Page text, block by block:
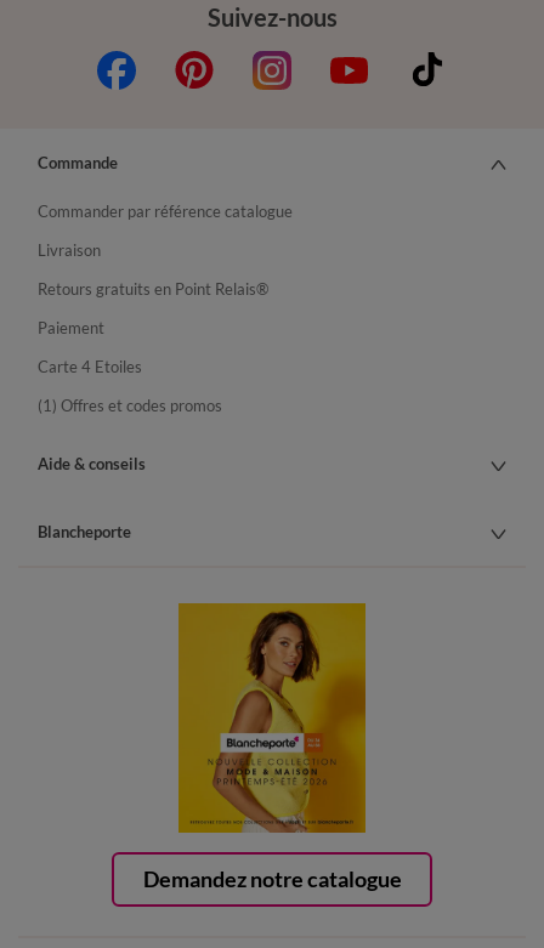
Suivez-nous
Demandez notre catalogue
Commande
Commander par référence catalogue
Livraison
Retours gratuits en Point Relais®
Paiement
Carte 4 Etoiles
(1) Offres et codes promos
Aide & conseils
Blancheporte